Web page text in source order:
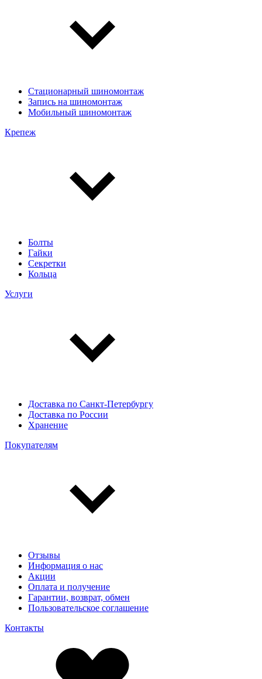
Стационарный шиномонтаж
Запись на шиномонтаж
Мобильный шиномонтаж
Крепеж
Болты
Гайки
Секретки
Кольца
Услуги
Доставка по Санкт-Петербургу
Доставка по России
Хранение
Покупателям
Отзывы
Информация о нас
Акции
Оплата и получение
Гарантии, возврат, обмен
Пользовательское соглашение
Контакты